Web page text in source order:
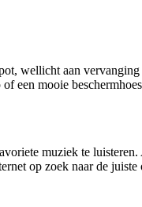
wellicht aan
een mooie
muziek te
op zoek naar de